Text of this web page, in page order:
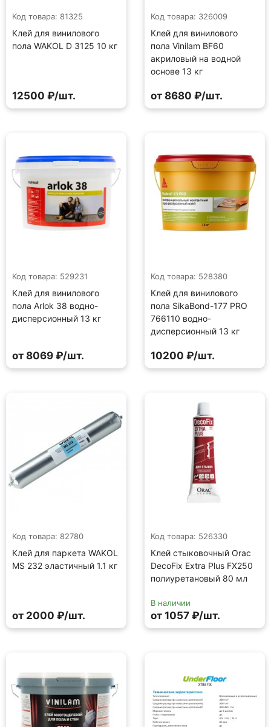
Код товара: 81325
Клей для винилового
пола WAKOL D 3125 10 кг
12500 ₽/шт.
Код товара: 326009
Клей для винилового
пола Vinilam BF60
акриловый на водной
основе 13 кг
от 8680 ₽/шт.
Код товара: 529231
Клей для винилового
пола Arlok 38 водно-
дисперсионный 13 кг
от 8069 ₽/шт.
Код товара: 528380
Клей для винилового
пола SikaBond-177 PRO
766110 водно-
дисперсионный 13 кг
10200 ₽/шт.
Код товара: 82780
Клей для паркета WAKOL
MS 232 эластичный 1.1 кг
от 2000 ₽/шт.
Код товара: 526330
Клей стыковочный Orac
DecoFix Extra Plus FX250
полиуретановый 80 мл
В наличии
от 1057 ₽/шт.